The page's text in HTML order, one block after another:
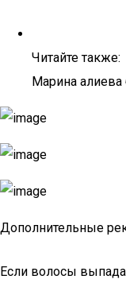
Читайте также:
Марина алиева
Дополнительные
Если волосы